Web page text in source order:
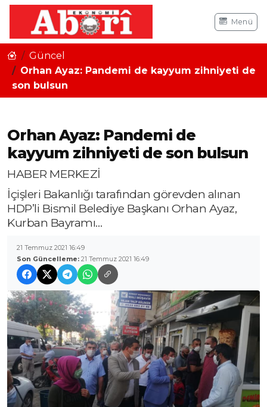
Menü
Güncel
Orhan Ayaz: Pandemi de kayyum zihniyeti de
son bulsun
Orhan Ayaz: Pandemi de
kayyum zihniyeti de son bulsun
HABER MERKEZİ
İçişleri Bakanlığı tarafından görevden alınan
HDP’li Bismil Belediye Başkanı Orhan Ayaz,
Kurban Bayramı…
21 Temmuz 2021 16:49
Son Güncelleme: 21 Temmuz 2021 16:49